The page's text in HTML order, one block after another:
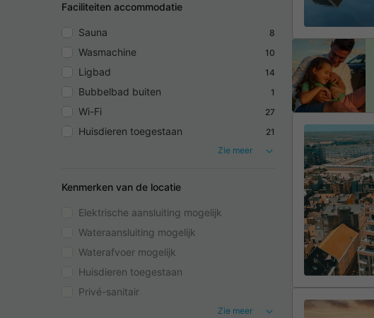
Faciliteiten accommodatie
Sauna 8
Wasmachine 10
Ligbad 14
Bubbelbad buiten 1
Wi-Fi 27
Huisdieren toegestaan
21
Zie meer
Kenmerken van de locatie
Elektrische aansluiting mogelijk
Wateraansluiting mogelijk
Waterafvoer mogelijk
Huisdieren toegestaan
Privé-sanitair
Zie meer